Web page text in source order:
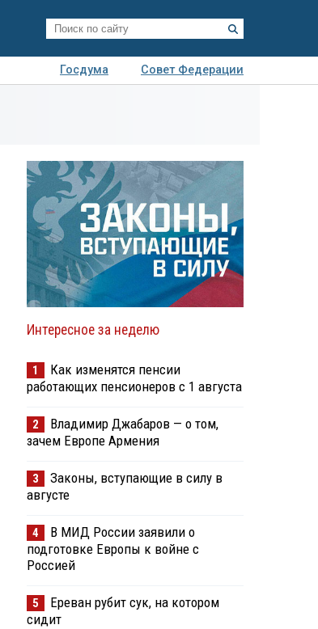
Госдума
Совет Федерации
Интересное за неделю
1
Как изменятся пенсии
работающих пенсионеров с 1 августа
2
Владимир Джабаров — о том,
зачем Европе Армения
3
Законы, вступающие в силу в
августе
4
В МИД России заявили о
подготовке Европы к войне с
Россией
5
Ереван рубит сук, на котором
сидит